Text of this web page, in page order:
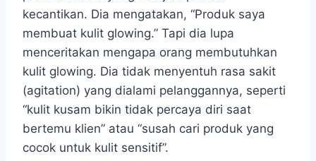
kecantikan. Dia mengatakan, “Produk saya
membuat kulit glowing.” Tapi dia lupa
menceritakan mengapa orang membutuhkan
kulit glowing. Dia tidak menyentuh rasa sakit
(agitation) yang dialami pelanggannya, seperti
“kulit kusam bikin tidak percaya diri saat
bertemu klien” atau “susah cari produk yang
cocok untuk kulit sensitif”.